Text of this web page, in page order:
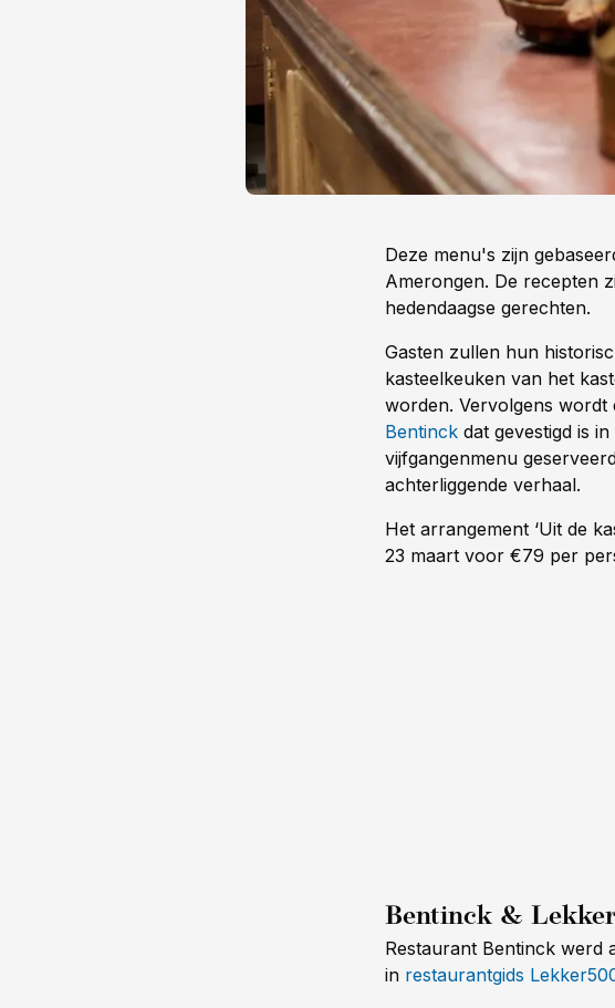
Deze menu's zijn
Amerongen. De recepten
hedendaagse gerechten.
Gasten zullen hun
kasteelkeuken van het
worden. Vervolgens wordt
Bentinck dat gevestigd is
vijfgangenmenu
achterliggende verhaal.
Het arrangement ‘Uit de
23 maart voor €79 per
Bentinck &
Restaurant Bentinck werd
in restaurantgids